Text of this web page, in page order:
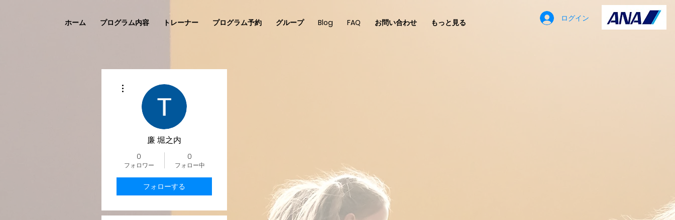
ホーム プログラム内容 トレーナー プログラム予約 グループ Blog FAQ お問い合わせ もっと見る ログイン
廉 堀之内
0
フォロワー
0
フォロー中
フォローする